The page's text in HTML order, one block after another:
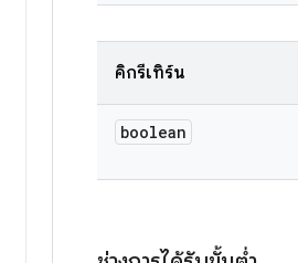
คิกรีเทิร์น
boolean